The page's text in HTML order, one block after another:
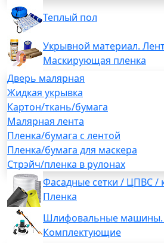
Теплый пол
Укрывной материал.
Маскирующая пленка
Дверь малярная
Жидкая укрывка
Картон/ткань/бумага
Малярная лента
Пленка/бумага с лентой
Пленка/бумага для маскера
Стрэйч/пленка в рулонах
Фасадные сетки / ЦПВС /
Пленка
Шлифовальные
Комплектующие